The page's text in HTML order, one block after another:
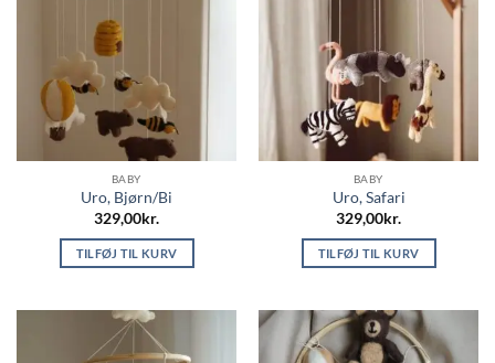
BABY
Uro, Bjørn/Bi
329,00kr.
TILFØJ TIL KURV
BABY
Uro, Safari
329,00kr.
TILFØJ TIL KURV